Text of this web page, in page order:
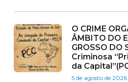
O CRIME
ÂMBITO DO
GROSSO DO
Criminosa
da
5 de agosto de 2026